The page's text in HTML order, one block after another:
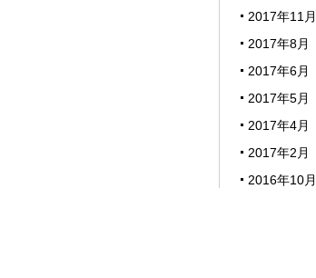
2017年11月
2017年8月
2017年6月
2017年5月
2017年4月
2017年2月
2016年10月